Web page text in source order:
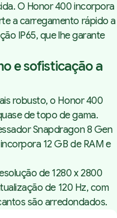
O Honor 400 incorpora
a carregamento rápido a
IP65, que lhe garante
e sofisticação a
robusto, o Honor 400
de topo de gama.
Snapdragon 8 Gen
12 GB de RAM e
de 1280 x 2800
de 120 Hz, com
são arredondados.